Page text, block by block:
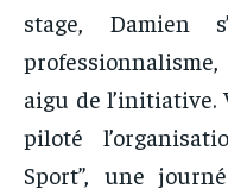
stage, Damien
aigu de l’initiative.
piloté
Sport”, une